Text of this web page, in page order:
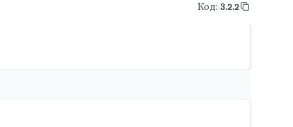
Код: 3.2.2